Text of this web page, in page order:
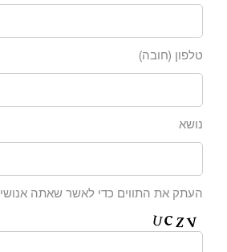
טלפון (חובה)
נושא
העתק את התווים כדי לאשר שאתה אנושי